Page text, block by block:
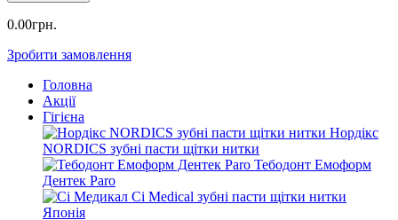
0.00грн.
Зробити замовлення
Головна
Акції
Гігієна
Нордікс
NORDICS зубні пасти щітки нитки
Тебодонт Емоформ
Дентек Paro